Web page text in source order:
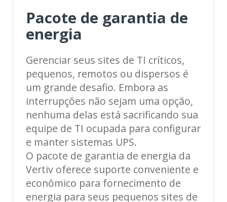
Pacote de garantia de
energia
Gerenciar seus sites de TI críticos,
pequenos, remotos ou dispersos é
um grande desafio. Embora as
interrupções não sejam uma opção,
nenhuma delas está sacrificando sua
equipe de TI ocupada para configurar
e manter sistemas UPS.
O pacote de garantia de energia da
Vertiv oferece suporte conveniente e
econômico para fornecimento de
energia para seus pequenos sites de